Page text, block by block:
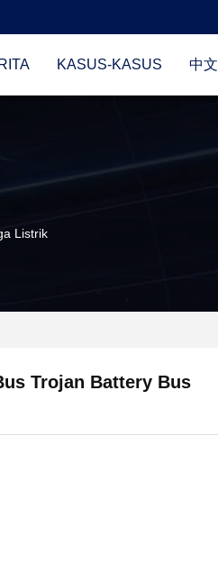
KASUS-KASUS 中文
Listrik
Trojan Battery Bus